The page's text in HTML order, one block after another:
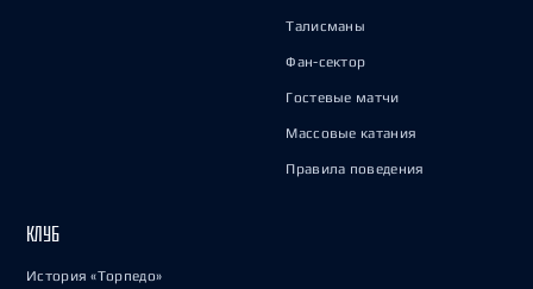
Талисманы
Фан-сектор
Гостевые матчи
Массовые катания
Правила поведения
КЛУБ
История «Торпедо»